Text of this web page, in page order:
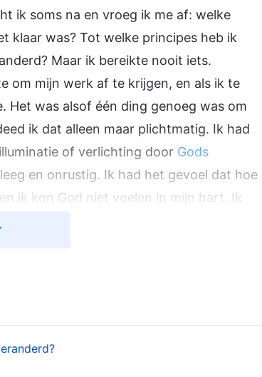
ik soms na en vroeg ik me af: welke
klaar was? Tot welke principes heb ik
Maar ik bereikte nooit iets.
om mijn werk af te krijgen, en als ik te
Het was alsof één ding genoeg was om
ik dat alleen maar plichtmatig. Ik had
of verlichting door Gods
en onrustig. Ik had het gevoel dat hoe
ik kon God niet voelen in mijn hart. Ik
werk, ontdekte hij een probleem in
ik had besloten hoe dat geld zou
of de besluitgroep. Hij zei tegen me: